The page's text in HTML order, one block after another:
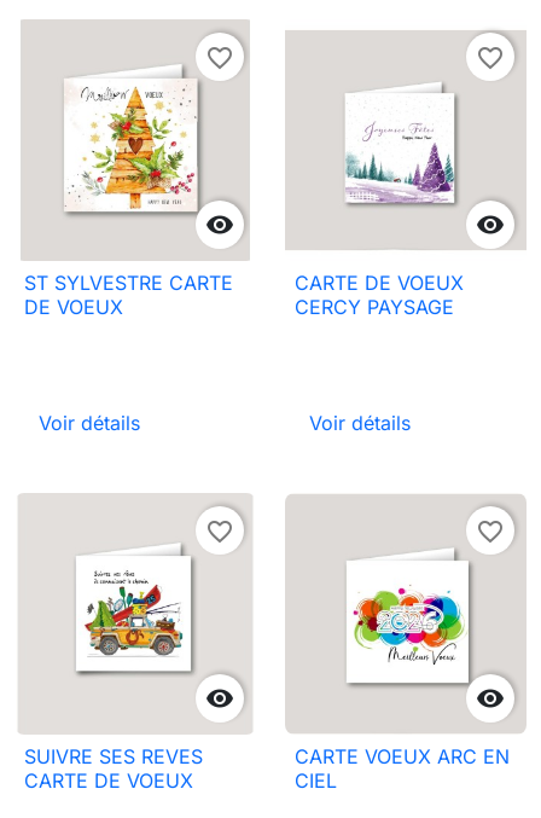

favorite_border
ST SYLVESTRE CARTE
DE VOEUX
Voir détails

favorite_border
CARTE DE VOEUX
CERCY PAYSAGE
Voir détails

favorite_border
SUIVRE SES REVES
CARTE DE VOEUX

favorite_border
CARTE VOEUX ARC EN
CIEL